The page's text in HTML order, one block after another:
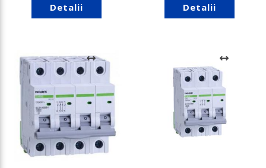
Detalii Detalii